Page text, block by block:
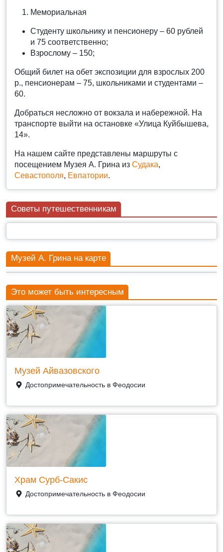
Мемориальная
Студенту школьнику и пенсионеру – 60 рублей
и 75 соответственно;
Взрослому – 150;
Общий билет на обет экспозиции для взрослых 200
р., пенсионерам – 75, школьниками и студентами –
60.
Добраться несложно от вокзала и набережной. На
транспорте выйти на остановке «Улица Куйбышева,
14».
На нашем сайте представлены маршруты с
посещением Музея А. Грина из Судака,
Севастополя, Евпатории.
Советы путешественникам
Музей А. Грина на карте
Это может быть интересным
Музей Айвазовского
Достопримечательность в Феодосии
Храм Сурб-Сакис
Достопримечательность в Феодосии